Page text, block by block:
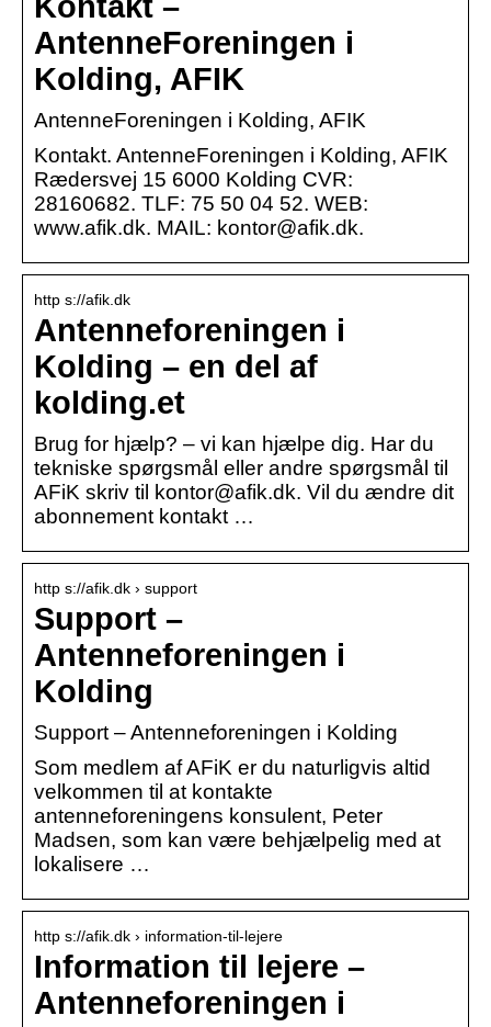
AntenneForeningen i
Kolding, AFIK
AntenneForeningen i Kolding, AFIK
Kontakt. AntenneForeningen i Kolding, AFIK
Rædersvej 15 6000 Kolding CVR:
28160682. TLF: 75 50 04 52. WEB:
www.afik.dk. MAIL: kontor@afik.dk.
http s://afik.dk
Antenneforeningen i
Kolding – en del af
kolding.et
Brug for hjælp? – vi kan hjælpe dig. Har du
tekniske spørgsmål eller andre spørgsmål til
AFiK skriv til kontor@afik.dk. Vil du ændre dit
abonnement kontakt …
http s://afik.dk › support
Support –
Antenneforeningen i
Kolding
Support – Antenneforeningen i Kolding
Som medlem af AFiK er du naturligvis altid
velkommen til at kontakte
antenneforeningens konsulent, Peter
Madsen, som kan være behjælpelig med at
lokalisere …
http s://afik.dk › information-til-lejere
Information til lejere –
Antenneforeningen i